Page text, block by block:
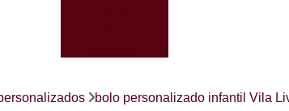
Mini pastéis
bolo personalizado infantil Vila